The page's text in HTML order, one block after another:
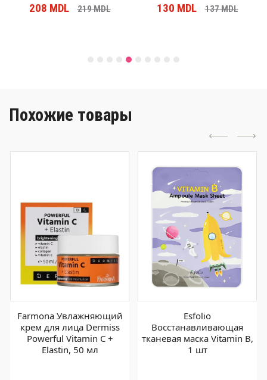
208 MDL 219MDL 130 MDL 137MDL
Похожие товары
Farmona Увлажняющий
крем для лица Dermiss
Powerful Vitamin C +
Elastin, 50 мл
Esfolio
Восстанавливающая
тканевая маска Vitamin B,
1 шт